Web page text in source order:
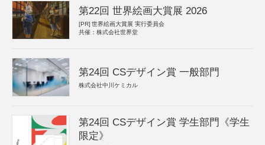
第22回 世界絵画大賞展 2026
[PR] 世界絵画大賞展 実行委員会
共催：株式会社世界堂
第24回 CSデザイン賞 一般部門
株式会社中川ケミカル
第24回 CSデザイン賞 学生部門《学生
限定》